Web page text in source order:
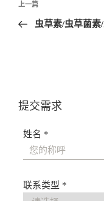
文
章
上一篇
虫草素/虫草菌素/蛹虫草
提交需求
姓名 *
联系类型 *